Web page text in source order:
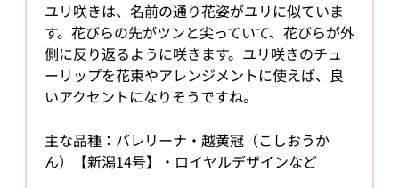
ユリ咲きは、名前の通り花姿がユリに似ていま
す。花びらの先がツンと尖っていて、花びらが外
側に反り返るように咲きます。ユリ咲きのチュ
ーリップを花束やアレンジメントに使えば、良
いアクセントになりそうですね。
主な品種：バレリーナ・越黄冠（こしおうか
ん）【新潟14号】・ロイヤルデザインなど